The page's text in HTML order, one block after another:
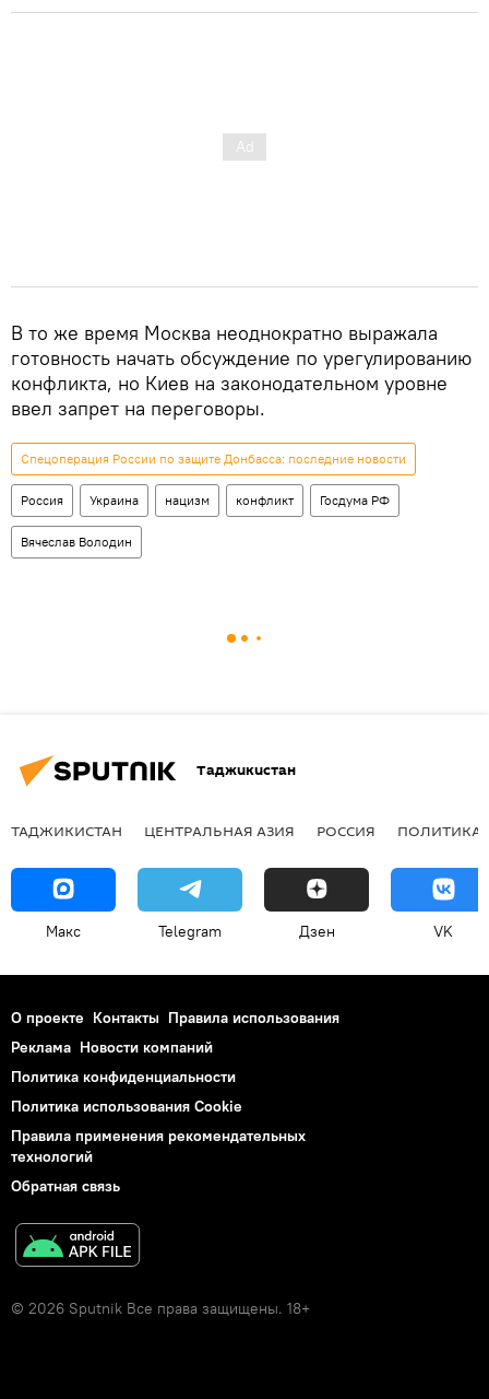
В то же время Москва неоднократно выражала
готовность начать обсуждение по урегулированию
конфликта, но Киев на законодательном уровне
ввел запрет на переговоры.
Спецоперация России по защите Донбасса: последние новости
Россия Украина нацизм конфликт Госдума РФ
Вячеслав Володин
Таджикистан
ТАДЖИКИСТАН ЦЕНТРАЛЬНАЯ АЗИЯ РОССИЯ ПОЛИТИКА
Макс Telegram Дзен VK
О проекте Контакты Правила использования
Реклама Новости компаний
Политика конфиденциальности
Политика использования Cookie
Правила применения рекомендательных
технологий
Обратная связь
© 2026 Sputnik Все права защищены. 18+